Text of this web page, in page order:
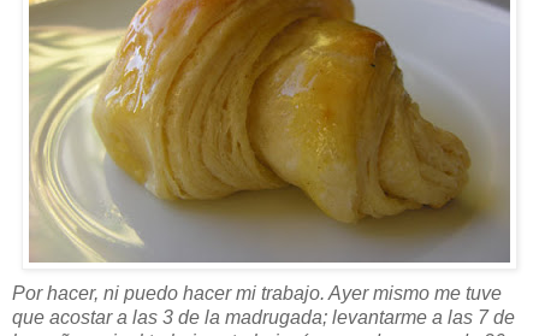
Por hacer, ni puedo hacer mi trabajo. Ayer mismo me tuve
que acostar a las 3 de la madrugada; levantarme a las 7 de